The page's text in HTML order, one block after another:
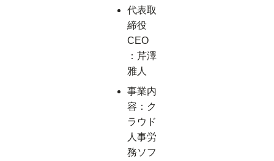
代表取
締役
CEO
：芹澤
雅人
事業内
容：ク
ラウド
人事労
務ソフ